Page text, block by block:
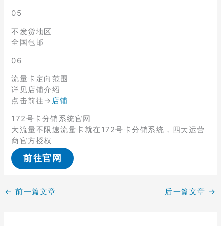
05
不发货地区
全国包邮
06
流量卡定向范围
详见店铺介绍
点击前往→ 店铺
172号卡分销系统官网
大流量不限速流量卡就在172号卡分销系统，四大运营
商官方授权
前往官网
← 前一篇文章 后一篇文章 →